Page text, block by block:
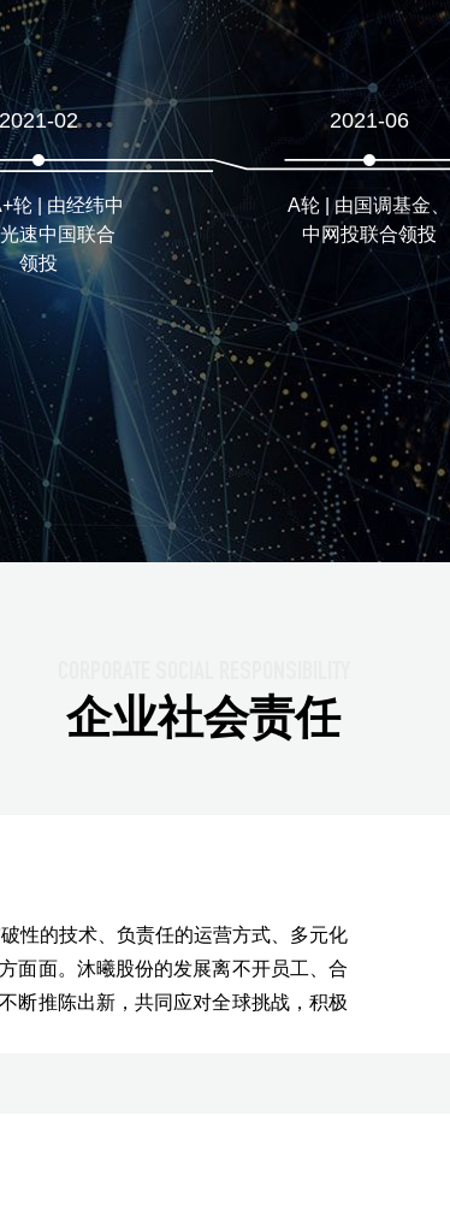
2021-06
A轮 | 由国调基金、
中网投联合领投
曦思
企业社会责任
性的技术、负责任的运营方式、多元化
面面。沐曦股份的发展离不开员工、合
断推陈出新，共同应对全球挑战，积极